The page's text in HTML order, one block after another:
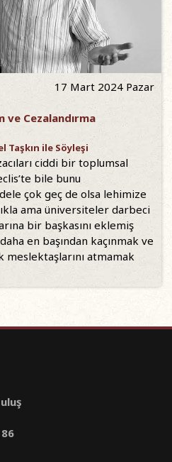
17 Mart 2024 Pazar
ve Cezalandırma
Taşkın ile Söyleşi
ciddi bir toplumsal
bile bunu
çok geç de olsa lehimize
ama üniversiteler darbeci
bir başkasını eklemiş
en başından kaçınmak ve
meslektaşlarını atmamak